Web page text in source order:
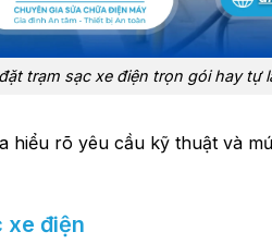
trạm sạc xe điện trọn gói hay tự
hiểu rõ yêu cầu kỹ thuật và
xe điện